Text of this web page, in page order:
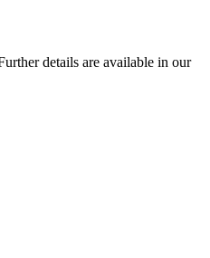
details are available in our